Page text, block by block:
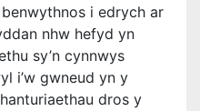
i edrych ar
nhw hefyd yn
sy’n cynnwys
i’w gwneud yn y
dros y